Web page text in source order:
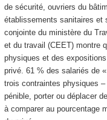
de sécurité, ouvriers du
établissements sanitaires et
conjointe du ministère du
et du travail (CEET) montre
physiques et des
privé. 61 % des salariés de
trois contraintes physiques
pénible, porter ou déplacer
à comparer au pourcentage